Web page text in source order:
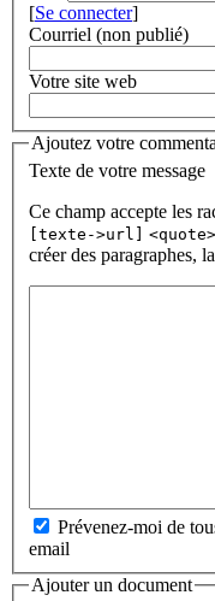
[Se connecter]
Courriel (non publié)
Votre site web
Ajoutez votre
Texte de votre message
Ce champ accepte les
[texte->url]
<quote>
créer des paragraphes,
Prévenez-moi de
email
Ajouter un document